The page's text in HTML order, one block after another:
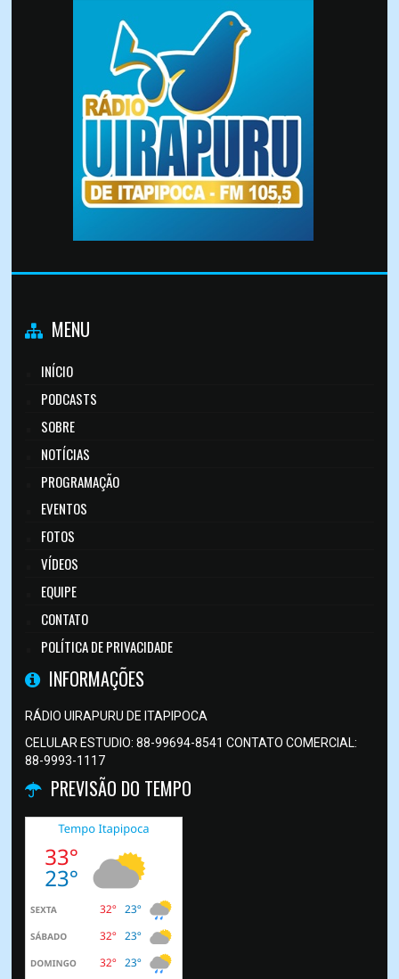
MENU
INÍCIO
PODCASTS
SOBRE
NOTÍCIAS
PROGRAMAÇÃO
EVENTOS
FOTOS
VÍDEOS
EQUIPE
CONTATO
POLÍTICA DE PRIVACIDADE
INFORMAÇÕES
RÁDIO UIRAPURU DE ITAPIPOCA
CELULAR ESTUDIO: 88-99694-8541 CONTATO COMERCIAL:
88-9993-1117
PREVISÃO DO TEMPO